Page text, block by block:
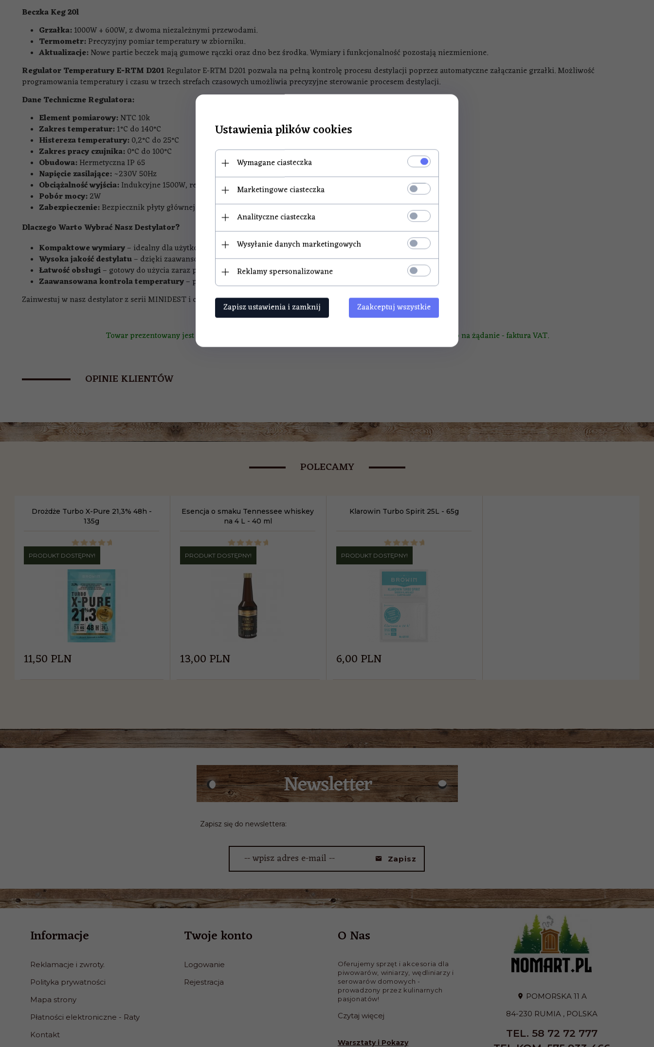
Beczka Keg 20l
Grzałka:1000W + 600W, z dwoma niezależnymi przewodami.
Termometr:Precyzyjny pomiar temperatury w zbiorniku.
Aktualizacje:Nowe partie beczek mają gumowe rączki oraz dno bez środka. Wymiary i funkcjonalność pozostają niezmienione.
Regulator Temperatury E-RTM D201Regulator E-RTM D201 pozwala na pełną kontrolę procesu destylacji poprzez automatyczne załączanie grzałki. Możliwość
programowania temperatury i czasu w trzech strefach czasowych umożliwia precyzyjne sterowanie procesem destylacji.
Dane Techniczne Regulatora:
Element pomiarowy:NTC 10k
Zakres temperatur:1°C do 140°C
Histereza temperatury:0,2°C do 25°C
Zakres pracy czujnika:0°C do 100°C
Obudowa:Hermetyczna IP 65
Napięcie zasilające:~230V 50Hz
Obciążalność wyjścia:Indukcyjne 1500W, rezystancyjne 4500W
Pobór mocy:2W
Zabezpieczenie:Bezpiecznik płyty głównej 1,25A ~230V
Dlaczego Warto Wybrać Nasz Destylator?
Kompaktowe wymiary– idealny dla użytkowników z ograniczoną przestrzenią.
Wysoka jakość destylatu– dzięki zaawansowanej kolumnie rektyfikacyjnej i miedzianemu wypełnieniu.
Łatwość obsługi– gotowy do użycia zaraz po rozpakowaniu.
Zaawansowana kontrola temperatury– precyzyjny regulator E-RTM D201.
Zainwestuj w nasz destylator z serii MINIDEST i ciesz się najwyższej jakości destylatami, które spełnią Twoje oczekiwania!
Towar prezentowany jest fabrycznie nowy. Do każdego produktu dołączony jest paragon fiskalny lub na żądanie - faktura VAT.
OPINIE KLIENTÓW
POLECAMY
Drożdże Turbo X-Pure 21,3% 48h -
135g
PRODUKT DOSTĘPNY!
11,50PLN
Esencja o smaku Tennessee whiskey
na 4 L - 40 ml
PRODUKT DOSTĘPNY!
13,00PLN
Klarowin Turbo Spirit 25L - 65g
PRODUKT DOSTĘPNY!
6,00PLN
Zapisz się do newslettera:
-- wpisz adres e-mail -- Zapisz
Informacje
Reklamacje i zwroty.
Polityka prywatności
Mapa strony
Płatności elektroniczne - Raty
Kontakt
Twoje konto
Logowanie
Rejestracja
O Nas
Oferujemy sprzęt i akcesoria dla
piwowarów, winiarzy, wędliniarzy i
serowarów domowych -
prowadzony przez kulinarnych
pasjonatów!
Czytaj więcej
Warsztaty i Pokazy
POMORSKA 11 A
84-230 RUMIA , POLSKA
TEL. 58 72 72 777
Ustawienia plików cookies
Wymagane ciasteczka
Marketingowe ciasteczka
Analityczne ciasteczka
Wysyłanie danych marketingowych
Reklamy spersonalizowane
Zapisz ustawienia i zamknij Zaakceptuj wszystkie